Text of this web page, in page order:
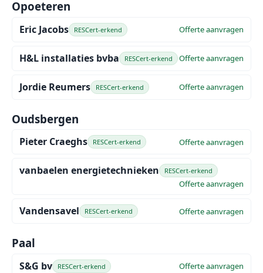
Opoeteren
Eric Jacobs RESCert-erkend Offerte aanvragen
H&L installaties bvba RESCert-erkend Offerte aanvragen
Jordie Reumers RESCert-erkend Offerte aanvragen
Oudsbergen
Pieter Craeghs RESCert-erkend Offerte aanvragen
vanbaelen energietechnieken RESCert-erkend
Offerte aanvragen
Vandensavel RESCert-erkend Offerte aanvragen
Paal
S&G bv RESCert-erkend Offerte aanvragen